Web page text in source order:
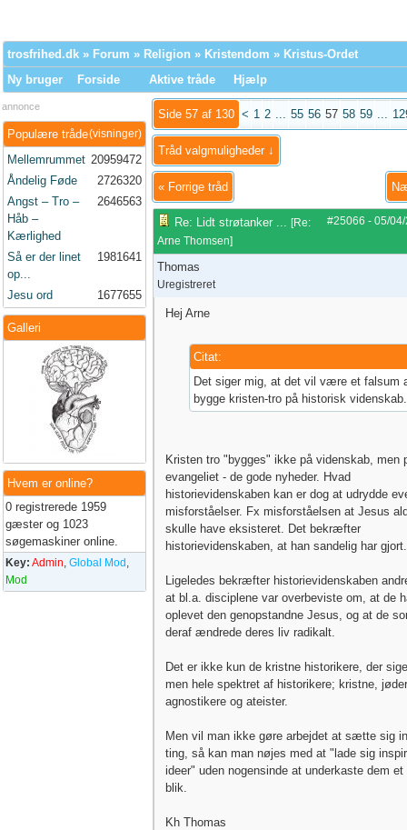
trosfrihed.dk » Forum » Religion » Kristendom » Kristus-Ordet
Ny bruger
Forside Aktive tråde Hjælp
annonce
(visninger)
Populære tråde
Mellemrummet 20959472
Åndelig Føde
2726320
Angst – Tro –
Håb –
Kærlighed
2646563
Så er der linet
op...
1981641
Jesu ord 1677655
Galleri
Hvem er online?
0 registrerede 1959
gæster og 1023
søgemaskiner online.
Key: Admin, Global Mod ,
Mod
Side 57 af 130 < 1 2 ... 55 56 57 58 59 ...
Tråd valgmuligheder ↓
« Forrige tråd
#25066 - 05/
Re: Lidt strøtanker ... [Re:
Arne Thomsen]
Thomas
Uregistreret
Hej Arne
Citat:
Det siger mig, at det vil være et falsum
bygge kristen-tro på historisk videnskab.
Kristen tro "bygges" ikke på videnskab, men
evangeliet - de gode nyheder. Hvad
historievidenskaben kan er dog at udrydde
misforståelser. Fx misforståelsen at Jesus
skulle have eksisteret. Det bekræfter
historievidenskaben, at han sandelig har gjort.
Ligeledes bekræfter historievidenskaben
at bl.a. disciplene var overbeviste om, at de
oplevet den genopstandne Jesus, og at de
deraf ændrede deres liv radikalt.
Det er ikke kun de kristne historikere, der
men hele spektret af historikere; kristne,
agnostikere og ateister.
Men vil man ikke gøre arbejdet at sætte sig
ting, så kan man nøjes med at "lade sig
ideer" uden nogensinde at underkaste dem
blik.
Kh Thomas